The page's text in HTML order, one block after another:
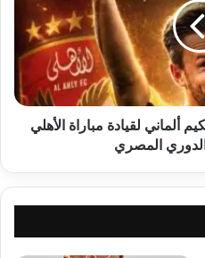
ألماني لقيادة مباراة الأهلي
المصري